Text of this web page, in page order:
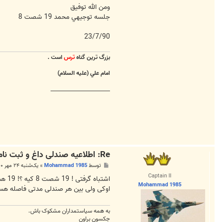
ومن الله توفيق
جلسه توجيهي محمد 19 شصت 8
23/7/90
بزرگ ترين گناهترس است .
امام علي (عليه السلام)
________________________
Captain II
Mohammad 1985
Re: اطلاعیه صندلی داغ و ثبت نام برای نشستن روی صندلی
ت
توسطMohammad 1985
» یک‌شنبه ۲۴ مهر ۱۳۹۰, ۲:۱۰ ق.ظ
اشتباه گرفتی ! 19 شصت 8 کیه ؟! 19 هشتاد 5 !
اوکی ولی بین هر صندلی مدتی فاصله
به همه سياستمداران مشکوک باش.
جکسون براون